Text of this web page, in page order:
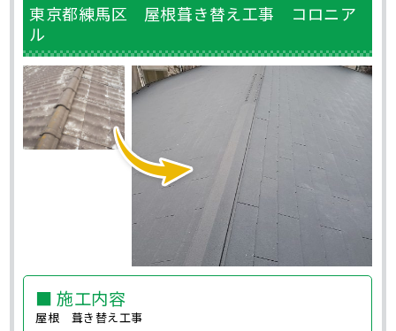
東京都練馬区 屋根葺き替え工事 コロニア
ル
■ 施工内容
屋根 葺き替え工事